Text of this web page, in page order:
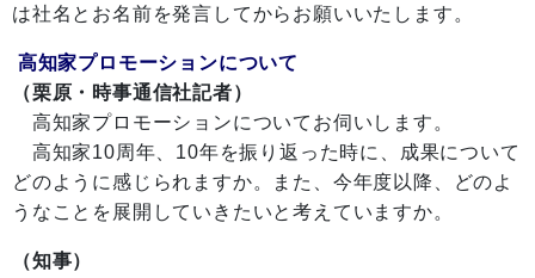
は社名とお名前を発言してからお願いいたします。
高知家プロモーションについて
（栗原・時事通信社記者）
高知家プロモーションについてお伺いします。
高知家10周年、10年を振り返った時に、成果について
どのように感じられますか。また、今年度以降、どのよ
うなことを展開していきたいと考えていますか。
（知事）